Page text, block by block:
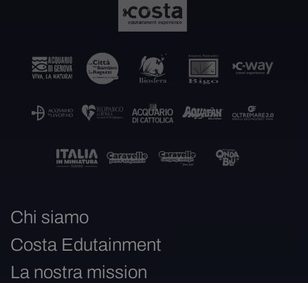
Chi siamo
Costa Edutainment
La nostra mission